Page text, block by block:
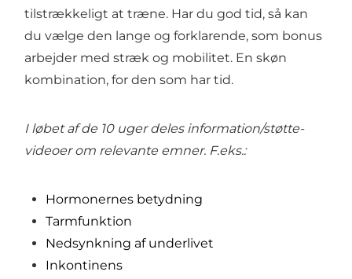
tilstrækkeligt at træne. Har du god tid, så kan
du vælge den lange og forklarende, som bonus
arbejder med stræk og mobilitet. En skøn
kombination, for den som har tid.
I løbet af de 10 uger deles information/støtte-
videoer om relevante emner. F.eks.:
Hormonernes betydning
Tarmfunktion
Nedsynkning af underlivet
Inkontinens